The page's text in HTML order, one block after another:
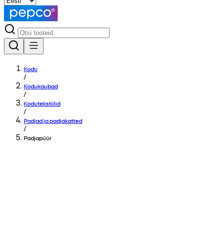
Kodu
/
Kodukaubad
/
Kodutekstiilid
/
Padjad ja padjakatted
/
Padjapüür